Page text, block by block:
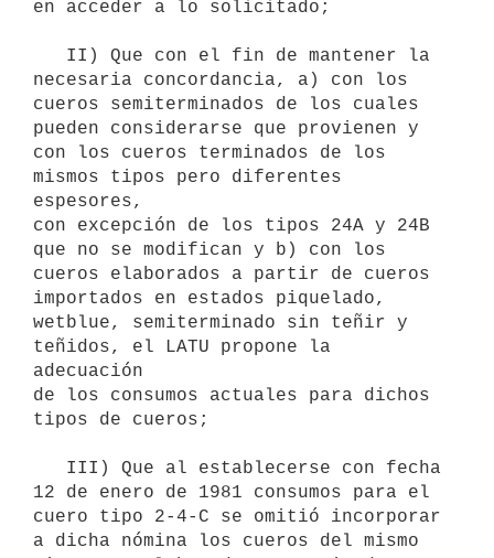
en acceder a lo solicitado;
necesaria concordancia, a) con los
cueros semiterminados de los cuales
pueden considerarse que provienen y
con los cueros terminados de los
mismos tipos pero diferentes
espesores,
con excepción de los tipos 24A y 24B
que no se modifican y b) con los
cueros elaborados a partir de cueros
importados en estados piquelado,
wetblue, semiterminado sin teñir y
teñidos, el LATU propone la
adecuación
de los consumos actuales para dichos
tipos de cueros;
12 de enero de 1981 consumos para el
cuero tipo 2-4-C se omitió incorporar
a dicha nómina los cueros del mismo